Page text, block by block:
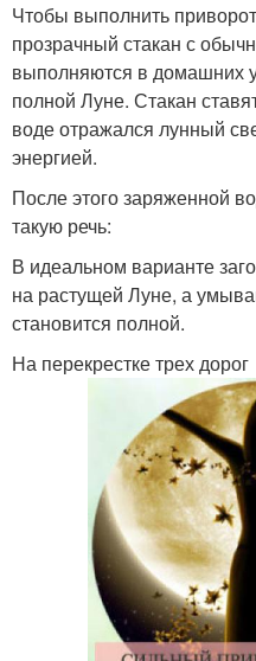
Чтобы выполнить
прозрачный стакан с
выполняются в домашних
полной Луне. Стакан
воде отражался лунный
энергией.
После этого заряженной
такую речь:
В идеальном варианте
на растущей Луне, а
становится полной.
На перекрестке трех дорог